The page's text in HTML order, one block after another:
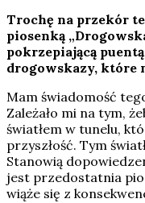
Trochę na przekór
piosenką
pokrzepiającą
drogowskazy, które
Mam świadomość
Zależało mi na tym,
światłem w tunelu,
przyszłość. Tym
Stanowią
jest przedostatnia
wiąże się z